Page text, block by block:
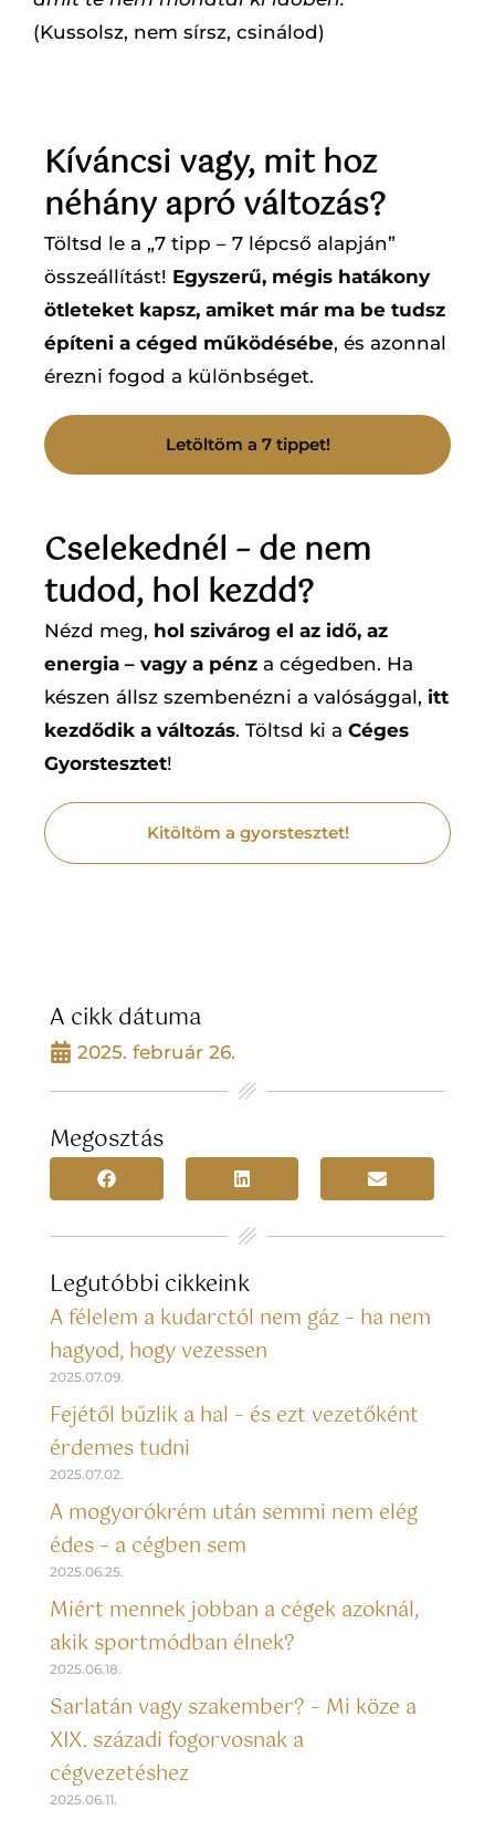
(Kussolsz, nem sírsz, csinálod)
Kíváncsi vagy, mit hoz
néhány apró változás?
Töltsd le a „7 tipp – 7 lépcső alapján”
összeállítást! Egyszerű, mégis hatákony
ötleteket kapsz, amiket már ma be tudsz
építeni a céged működésébe, és azonnal
érezni fogod a különbséget.
Letöltöm a 7 tippet!
Cselekednél – de nem
tudod, hol kezdd?
Nézd meg, hol szivárog el az idő, az
energia – vagy a pénz a cégedben. Ha
készen állsz szembenézni a valósággal, itt
kezdődik a változás. Töltsd ki a Céges
Gyorstesztet!
Kitöltöm a gyorstesztet!
A cikk dátuma
2025. február 26.
Megosztás
Legutóbbi cikkeink
A félelem a kudarctól nem gáz – ha nem
hagyod, hogy vezessen
2025.07.09.
Fejétől bűzlik a hal – és ezt vezetőként
érdemes tudni
2025.07.02.
A mogyorókrém után semmi nem elég
édes – a cégben sem
2025.06.25.
Miért mennek jobban a cégek azoknál,
akik sportmódban élnek?
2025.06.18.
Sarlatán vagy szakember? – Mi köze a
XIX. századi fogorvosnak a
cégvezetéshez
2025.06.11.